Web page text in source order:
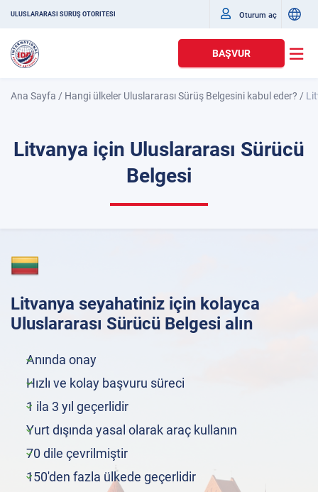
ULUSLARARASI SÜRÜŞ OTORITESI Oturum aç
BAŞVUR
Ana Sayfa / Hangi ülkeler Uluslararası Sürüş Belgesini kabul eder? /
Litvanya için Uluslararası Sürücü
Belgesi
Litvanya seyahatiniz için kolayca
Uluslararası Sürücü Belgesi alın
Anında onay
Hızlı ve kolay başvuru süreci
1 ila 3 yıl geçerlidir
Yurt dışında yasal olarak araç kullanın
70 dile çevrilmiştir
150'den fazla ülkede geçerlidir